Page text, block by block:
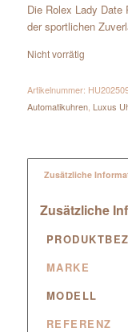
Die Rolex Lady
der sportlichen
Nicht vorrätig
Artikelnummer:
Automatikuhren, Luxus
Zusätzliche
Zusätzliche
MARKE
MODELL
REFERENZ